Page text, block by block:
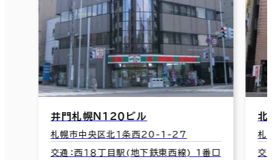
井門札幌Ｎ１２０ビル
札幌市中央区北１条西20-1-27
交通：西１８丁目駅(地下鉄東西線) 1番口
北
札
交